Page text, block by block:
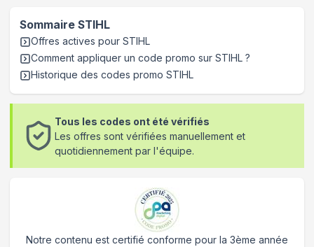
Sommaire STIHL
Offres actives pour STIHL
Comment appliquer un code promo sur STIHL ?
Historique des codes promo STIHL
Tous les codes ont été vérifiés
Les offres sont vérifiées manuellement et
quotidiennement par l'équipe.
Notre contenu est certifié conforme pour la 3ème année